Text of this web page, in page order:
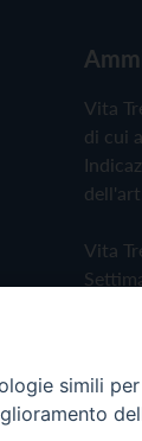
Vita
di cui
Vita
simili